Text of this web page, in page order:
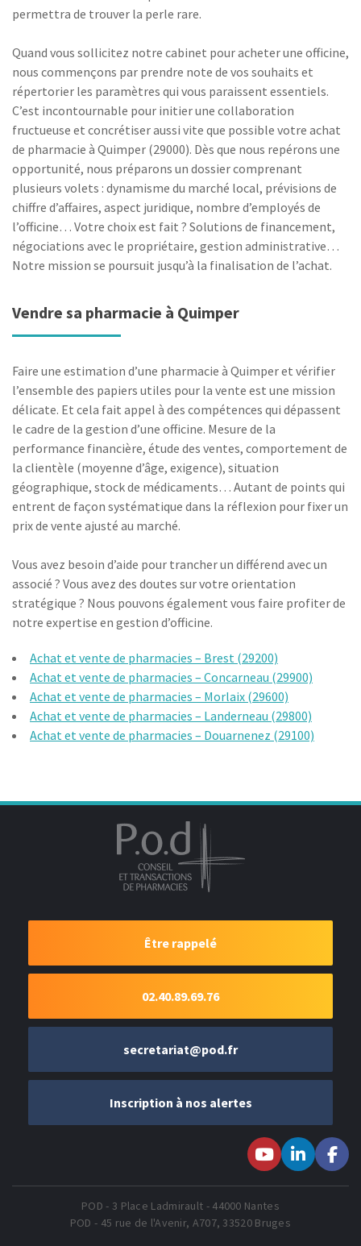
permettra de trouver la perle rare.
Quand vous sollicitez notre cabinet pour acheter une officine,
nous commençons par prendre note de vos souhaits et
répertorier les paramètres qui vous paraissent essentiels.
C’est incontournable pour initier une collaboration
fructueuse et concrétiser aussi vite que possible votre achat
de pharmacie à Quimper (29000). Dès que nous repérons une
opportunité, nous préparons un dossier comprenant
plusieurs volets : dynamisme du marché local, prévisions de
chiffre d’affaires, aspect juridique, nombre d’employés de
l’officine… Votre choix est fait ? Solutions de financement,
négociations avec le propriétaire, gestion administrative…
Notre mission se poursuit jusqu’à la finalisation de l’achat.
Vendre sa pharmacie à Quimper
Faire une estimation d’une pharmacie à Quimper et vérifier
l’ensemble des papiers utiles pour la vente est une mission
délicate. Et cela fait appel à des compétences qui dépassent
le cadre de la gestion d’une officine. Mesure de la
performance financière, étude des ventes, comportement de
la clientèle (moyenne d’âge, exigence), situation
géographique, stock de médicaments… Autant de points qui
entrent de façon systématique dans la réflexion pour fixer un
prix de vente ajusté au marché.
Vous avez besoin d’aide pour trancher un différend avec un
associé ? Vous avez des doutes sur votre orientation
stratégique ? Nous pouvons également vous faire profiter de
notre expertise en gestion d’officine.
Achat et vente de pharmacies – Brest (29200)
Achat et vente de pharmacies – Concarneau (29900)
Achat et vente de pharmacies – Morlaix (29600)
Achat et vente de pharmacies – Landerneau (29800)
Achat et vente de pharmacies – Douarnenez (29100)
Être rappelé
02.40.89.69.76
secretariat@pod.fr
Inscription à nos alertes
Youtubesur LinkedIn
nous sur
POD - 3 Place Ladmirault - 44000 Nantes
POD - 45 rue de l'Avenir, A707, 33520 Bruges